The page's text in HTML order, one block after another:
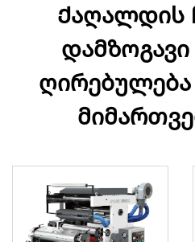
Ქაღალდის
დამზოგავი